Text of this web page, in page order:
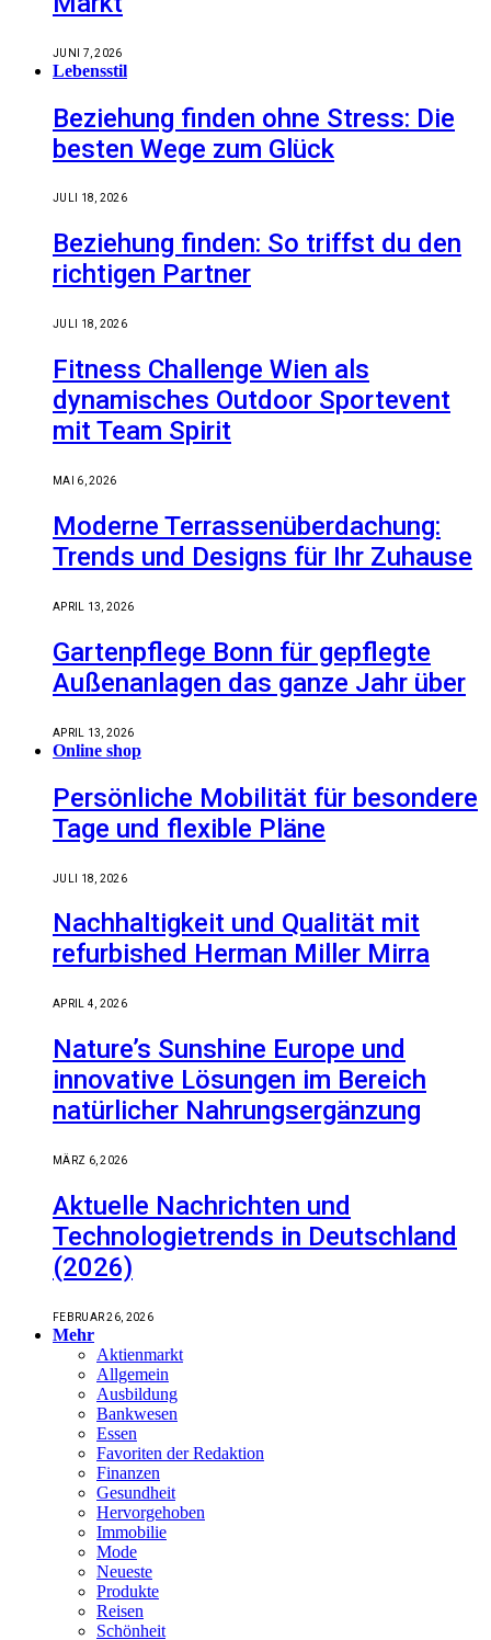
JUNI 7, 2026
Lebensstil
Beziehung finden ohne Stress: Die
besten Wege zum Glück
JULI 18, 2026
Beziehung finden: So triffst du den
richtigen Partner
JULI 18, 2026
Fitness Challenge Wien als
dynamisches Outdoor Sportevent
mit Team Spirit
MAI 6, 2026
Moderne Terrassenüberdachung:
Trends und Designs für Ihr Zuhause
APRIL 13, 2026
Gartenpflege Bonn für gepflegte
Außenanlagen das ganze Jahr über
APRIL 13, 2026
Online shop
Persönliche Mobilität für besondere
Tage und flexible Pläne
JULI 18, 2026
Nachhaltigkeit und Qualität mit
refurbished Herman Miller Mirra
APRIL 4, 2026
Nature’s Sunshine Europe und
innovative Lösungen im Bereich
natürlicher Nahrungsergänzung
MÄRZ 6, 2026
Aktuelle Nachrichten und
Technologietrends in Deutschland
(2026)
FEBRUAR 26, 2026
Mehr
Aktienmarkt
Allgemein
Ausbildung
Bankwesen
Essen
Favoriten der Redaktion
Finanzen
Gesundheit
Hervorgehoben
Immobilie
Mode
Neueste
Produkte
Reisen
Schönheit